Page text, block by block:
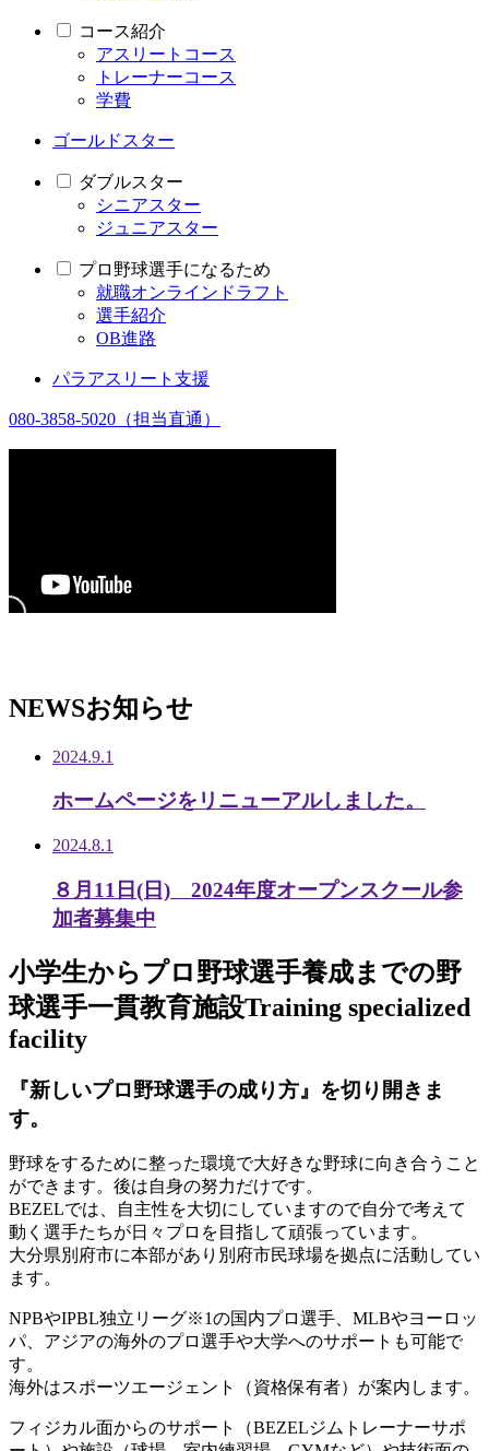
コース紹介
アスリートコース
トレーナーコース
学費
ゴールドスター
ダブルスター
シニアスター
ジュニアスター
プロ野球選手になるため
就職オンラインドラフト
選手紹介
OB進路
パラアスリート支援
080-3858-5020 （担当直通）
NEWSお知らせ
2024.9.1
ホームページをリニューアルしました。
2024.8.1
８月11日(日) 2024年度オープンスクール参
加者募集中
小学生からプロ野球選手養成までの野
球選手一貫教育施設Training specialized
facility
『新しいプロ野球選手の成り方』を切り開きま
す。
野球をするために整った環境で大好きな野球に向き合うこと
ができます。後は自身の努力だけです。
BEZELでは、自主性を大切にしていますので自分で考えて
動く選手たちが日々プロを目指して頑張っています。
大分県別府市に本部があり別府市民球場を拠点に活動してい
ます。
NPBやIPBL独立リーグ※1の国内プロ選手、MLBやヨーロッ
パ、アジアの海外のプロ選手や大学へのサポートも可能で
す。
海外はスポーツエージェント（資格保有者）が案内します。
フィジカル面からのサポート（BEZELジムトレーナーサポ